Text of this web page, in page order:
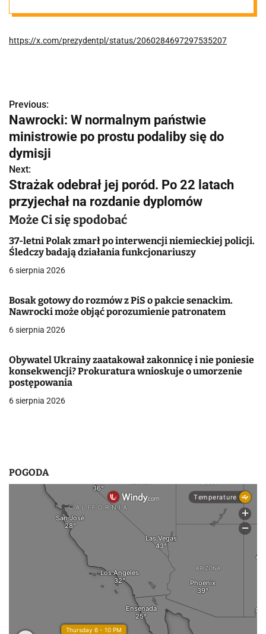
prezydentowi
Zełenskiemu
Białego –
Prezydent RP
@NawrockiKn .
https://x.com/prezydentpl/status/2060284697297535207
N
a
w
i
g
a
c
j
w
p
i
s
u
Previous:
Nawrocki: W normalnym państwie
ministrowie po prostu podaliby się do
dymisji
Next:
Strażak odebrał jej poród. Po 22 latach
przyjechał na rozdanie dyplomów
Może Ci się spodobać
37-letni Polak zmarł po interwencji niemieckiej policji.
Śledczy badają działania funkcjonariuszy
6 sierpnia 2026
Bosak gotowy do rozmów z PiS o pakcie senackim.
Nawrocki może objąć porozumienie patronatem
6 sierpnia 2026
Obywatel Ukrainy zaatakował zakonnicę i nie poniesie
konsekwencji? Prokuratura wnioskuje o umorzenie
postępowania
6 sierpnia 2026
POGODA